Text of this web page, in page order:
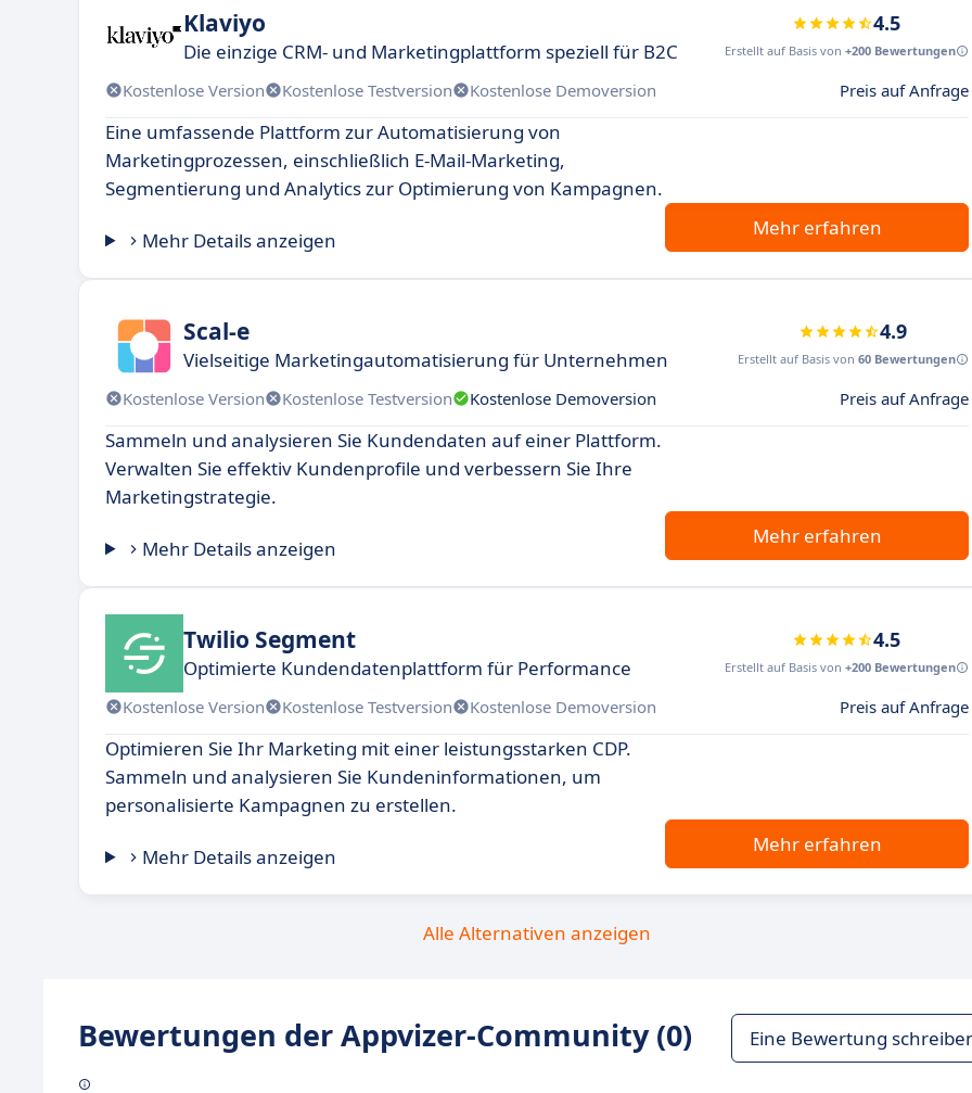
Klaviyo
Die einzige CRM- und Marketingplattform speziell für B2C
4.5
Erstellt auf Basis von +200 Bewertungen
Kostenlose Version Kostenlose Testversion Kostenlose Demoversion Preis auf Anfrage
Eine umfassende Plattform zur Automatisierung von
Marketingprozessen, einschließlich E-Mail-Marketing,
Segmentierung und Analytics zur Optimierung von Kampagnen.
Mehr Details anzeigen
Mehr erfahren
Scal-e
Vielseitige Marketingautomatisierung für Unternehmen
4.9
Erstellt auf Basis von 60 Bewertungen
Kostenlose Version Kostenlose Testversion Kostenlose Demoversion Preis auf Anfrage
Sammeln und analysieren Sie Kundendaten auf einer Plattform.
Verwalten Sie effektiv Kundenprofile und verbessern Sie Ihre
Marketingstrategie.
Mehr Details anzeigen
Mehr erfahren
Twilio Segment
Optimierte Kundendatenplattform für Performance
4.5
Erstellt auf Basis von +200 Bewertungen
Kostenlose Version Kostenlose Testversion Kostenlose Demoversion Preis auf Anfrage
Optimieren Sie Ihr Marketing mit einer leistungsstarken CDP.
Sammeln und analysieren Sie Kundeninformationen, um
personalisierte Kampagnen zu erstellen.
Mehr Details anzeigen
Mehr erfahren
Alle Alternativen anzeigen
Bewertungen der Appvizer-Community (0) Eine Bewertung